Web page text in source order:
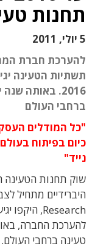
תחנות
5 יולי, 2011
ברחבי העולם
"כל המודלים
כיום בפיתוח
נייד"
שוק תחנות הטעינה
טעינה ברחבי העולם.